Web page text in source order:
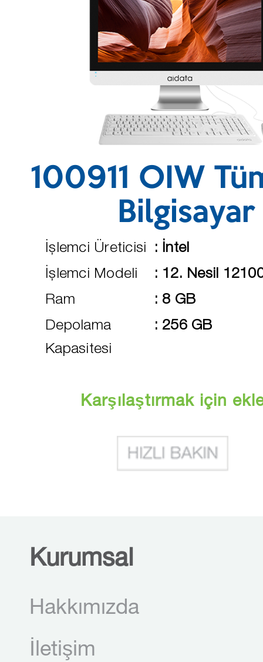
100911 OIW
Bilgisayar
İşlemci Üreticisi : İntel
İşlemci Modeli
: 12. Nesil
Ram
: 8 GB
Depolama
Kapasitesi
: 256 GB
Karşılaştırmak için
Kurumsal
Hakkımızda
İletişim